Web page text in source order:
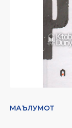
МАЪЛУМОТ